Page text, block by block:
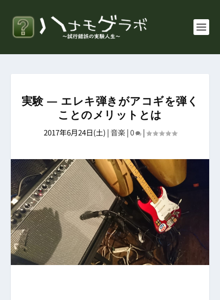
実験 ― エレキ弾きがアコギを弾く
ことのメリットとは
2017年6月24日(土) | 音楽|0 |